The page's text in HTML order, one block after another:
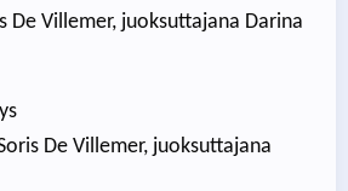
De Villemer, juoksuttajana Darina
De Villemer, juoksuttajana